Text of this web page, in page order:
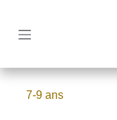
7-9 ans